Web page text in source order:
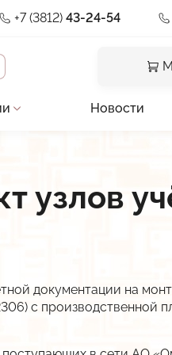
+7 (3812) 43-24-54
документация
Новости
узлов
документации на
с производственной